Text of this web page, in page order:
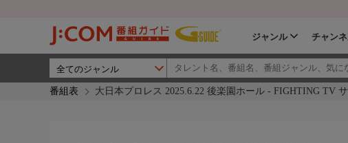
ジャンル チャン
番組表 大日本プロレス 2025.6.22 後楽園ホール - FIGHTING TV